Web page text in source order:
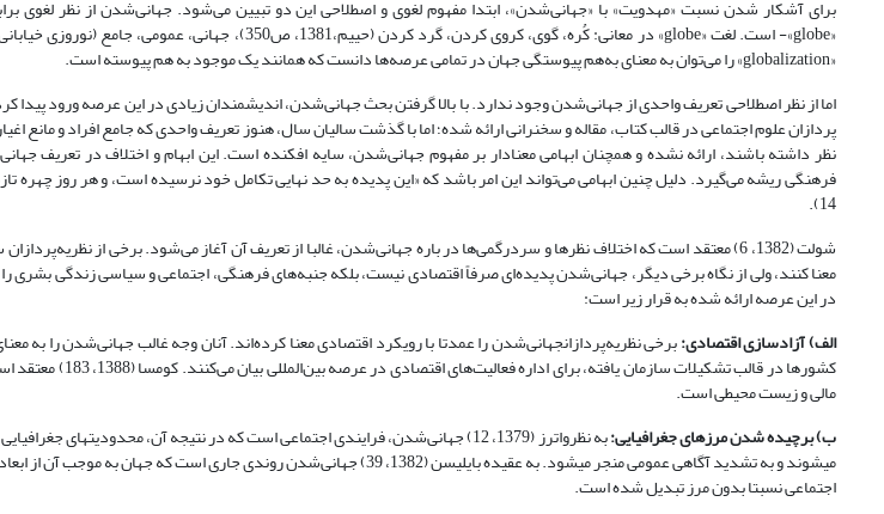
«globalization» را می‌توان به معنای به‌هم پیوستگی جهان در تمامی عرصه‌ها دانست که همانند یک موجود به هم پیوسته است.
اما از نظر اصطلاحی تعریف واحدی از جهانی‌شدن وجود ندارد. با بالا گرفتن بحث جهانی‌شدن، اندیشمندان زیادی در این عرصه ورود پیدا
پردازان علوم اجتماعی در قالب کتاب، مقاله و سخنرانی ارائه شده؛ اما با گذشت سالیان سال، هنوز تعریف واحدی که جامع افراد و مانع
نظر داشته باشند، ارائه نشده و همچنان ابهامی معنادار بر مفهوم جهانی‌شدن، سایه افکنده است. این ابهام و اختلاف در تعریف
14).
شولت (1382، 6) معتقد است که اختلاف نظرها و سردرگمی‌ها در باره جهانی‌شدن، غالبا از تعریف آن آغاز می‌شود. برخی از
معنا کنند، ولی از نگاه برخی دیگر، جهانی‌شدن پدیده‌ای صرفاً اقتصادی نیست، بلکه جنبه‌های فرهنگی، اجتماعی و سیاسی زندگی بشری
در این عرصه ارائه شده به قرار زیر است:
الف) آزادسازی اقتصادی:برخی نظریه‌پردازانجهانی‌شدن را عمدتا با رویکرد اقتصادی معنا کرده‌اند. آنان وجه غالب جهانی‌شدن را به
کشورها در قالب تشکیلات
مالی و زیست محیطی است.
ب) برچیده شدن مرزهای جغرافیایی:
به نظرواترز (1379، 12) جهانی‌شدن، فرایندی اجتماعی است که در نتیجه آن، محدودیت‏های
می‏شوند و به تشدید آگاهی عمومی منجر می‏شود. به عقیده بایلیسن (1382، 39) جهانی‌شدن روندی
اجتماعی نسبتا بدون مرز تبدیل شده است.